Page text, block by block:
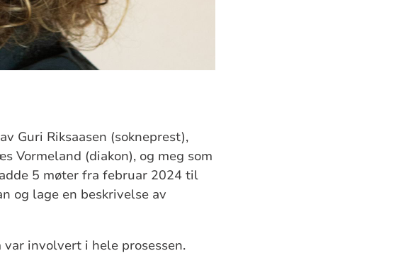
Guri Riksaasen (sokneprest),
Vormeland (diakon), og meg som
5 møter fra februar 2024 til
og lage en beskrivelse av
involvert i hele prosessen.